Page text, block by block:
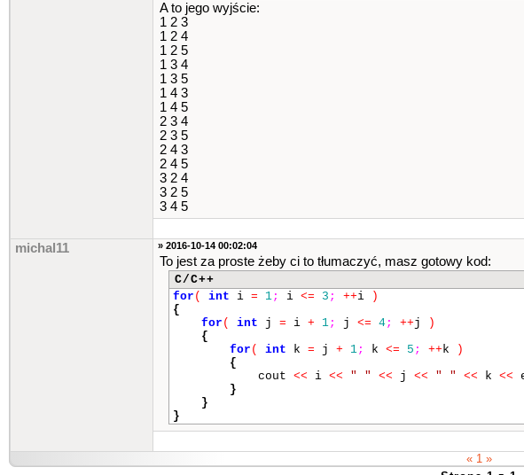
A to jego wyjście:
1 2 3
1 2 4
1 2 5
1 3 4
1 3 5
1 4 3
1 4 5
2 3 4
2 3 5
2 4 3
2 4 5
3 2 4
3 2 5
3 4 5
michal11 » 2016-10-14 00:02:04
To jest za proste żeby ci to tłumaczyć, masz gotowy kod:
C/C++
for ( int i = 1; i <= 3 ; ++i
)
{
for ( int j = i + 1; j <= 4; ++j
)
{
for ( int k = j + 1; k <= 5 ; ++k
)
{
cout << i << " " << j << " " << k <<
}
}
}
« 1 »